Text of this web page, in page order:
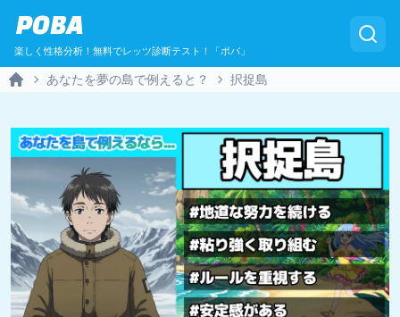
POBA
楽しく性格分析！無料でレッツ診断テスト！「ポバ」
あなたを夢の島で例えると？ 択捉島